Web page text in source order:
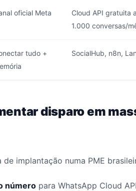
oficial Meta
Cloud API gratuita
1.000 conversas/
tudo +
SocialHub, n8n,
disparo em
de implantação numa PME
número para WhatsApp Cloud